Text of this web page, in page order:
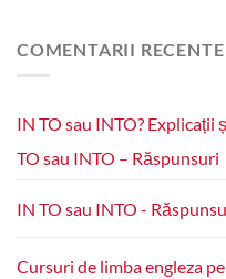
COMENTARII RECENTE
IN TO sau INTO? Explicații
TO sau INTO – Răspunsuri
IN TO sau INTO -
Cursuri de limba engleza